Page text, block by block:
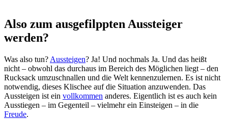
Also zum ausgefilppten Aussteiger
werden?
Was also tun? Aussteigen? Ja! Und nochmals Ja. Und das heißt
nicht – obwohl das durchaus im Bereich des Möglichen liegt – den
Rucksack umzuschnallen und die Welt kennenzulernen. Es ist nicht
notwendig, dieses Klischee auf die Situation anzuwenden. Das
Aussteigen ist ein vollkommen anderes. Eigentlich ist es auch kein
Ausstiegen – im Gegenteil – vielmehr ein Einsteigen – in die
Freude.